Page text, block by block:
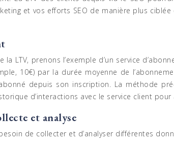
et vos efforts SEO de manière plus
LTV, prenons l’exemple d’un service
10€) par la durée moyenne de
depuis son inscription. La méthode
d’interactions avec le service client
et analyse
de collecter et d’analyser différentes